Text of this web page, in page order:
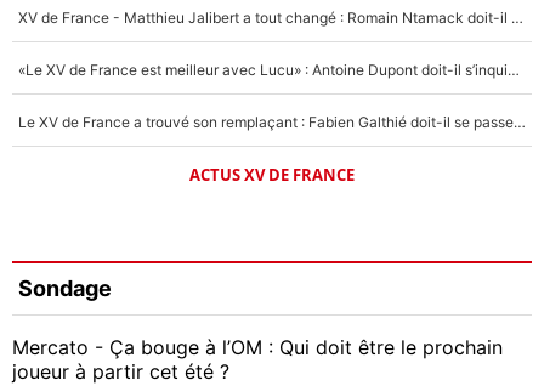
XV de France - Matthieu Jalibert a tout changé : Romain Ntamack doit-il s’inquiéter pour sa place à un an de la Coupe du monde ?
«Le XV de France est meilleur avec Lucu» : Antoine Dupont doit-il s’inquiéter pour sa place ?
Le XV de France a trouvé son remplaçant : Fabien Galthié doit-il se passer d'Antoine Dupont ?
ACTUS XV DE FRANCE
Sondage
Mercato - Ça bouge à l’OM : Qui doit être le prochain
joueur à partir cet été ?